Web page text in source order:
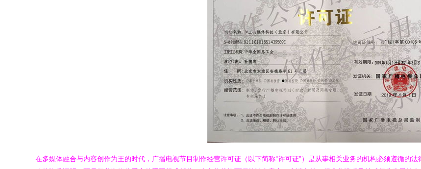
在多媒体融合与内容创作为王的时代，广播电视节目制作经营许可证（以下简称“许可证”）是从事相关业务的机构必须遵循的